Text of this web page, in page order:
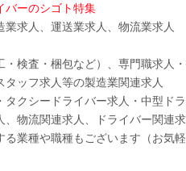
バーのシゴト特集
業求人、運送業求人、物流業求人
・検査・梱包など）、専門職求人
タッフ求人等の製造業関連求人
タクシードライバー求人・中型ド
、物流関連求人、ドライバー関連求
業種や職種もございます（お気軽